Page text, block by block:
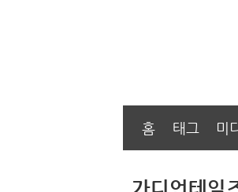
홈 태그 미